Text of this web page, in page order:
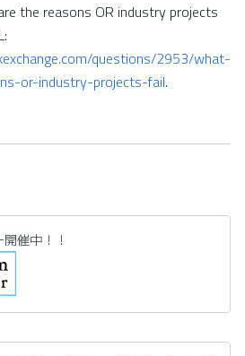
催中！！
the reasons OR industry projects
questions/2953/what-
or-industry-projects-fail.